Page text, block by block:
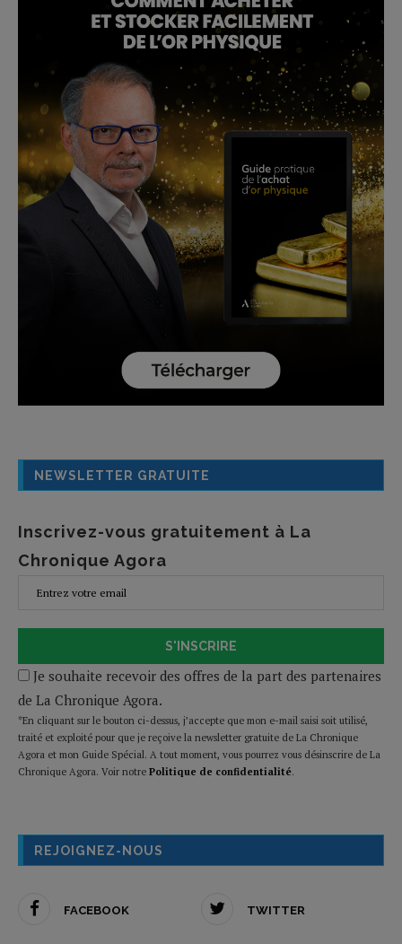
NEWSLETTER GRATUITE
Inscrivez-vous gratuitement à La
Chronique Agora
S'INSCRIRE
Je souhaite recevoir des offres de la part des partenaires
de La Chronique Agora.
*En cliquant sur le bouton ci-dessus, j’accepte que mon e-mail saisi soit utilisé,
traité et exploité pour que je reçoive la newsletter gratuite de La Chronique
Agora et mon Guide Spécial. A tout moment, vous pourrez vous désinscrire de La
Chronique Agora. Voir notre Politique de confidentialité.
REJOIGNEZ-NOUS
FACEBOOK TWITTER